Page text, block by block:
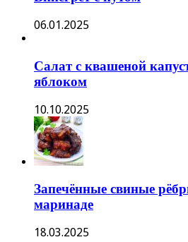
06.01.2025
Салат с квашеной
яблоком
10.10.2025
Запечённые свиные
маринаде
18.03.2025